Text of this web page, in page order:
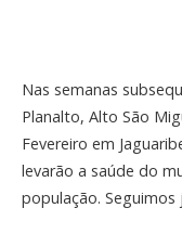
Nas semanas
Planalto, Alto São
Fevereiro em
levarão a saúde do
população. Seguimos